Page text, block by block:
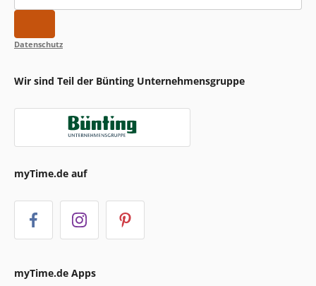
Datenschutz
Wir sind Teil der Bünting Unternehmensgruppe
myTime.de auf
myTime.de Apps